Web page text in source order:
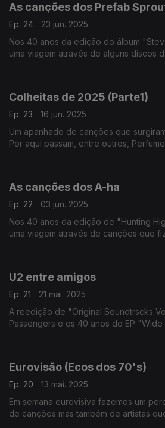
As canções dos Prefab
Ep. 24
23 jun. 2025
Nos 40 anos da edição do álbum
uma viagem através de alguns discos
Colheitas de 2025 (Parte1)
Ep. 23
16 jun. 2025
Um apanhado de canções que
Por aqui passam, entre outros,
As canções dos A-ha
Ep. 22
03 jun. 2025
Nos 40 anos da edição de "Hunting
uma viagem através de canções que
U2 entre amigos
Ep. 21
21 mai. 2025
A reedição de "Original Soundtrscks
Passengers e os 40 anos do EP "Wide
Eurovisão (Ecos dos 70's)
Ep. 20
13 mai. 2025
Em semana eurovisiva fazemos um
de canções mas também de artistas